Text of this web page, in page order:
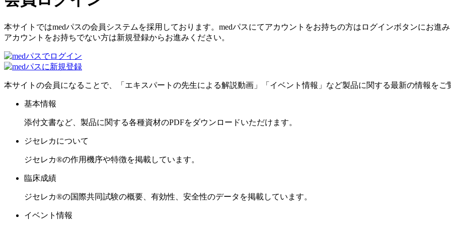
本サイトではmedパスの会員システムを採用しております。medパスにてアカウントをお持ちの方はログインボタンにお進み
アカウントをお持ちでない方は新規登録からお進みください。
本サイトの会員になることで、「エキスパートの先生による解説動画」「イベント情報」など製品に関する最新の情報をご
基本情報
添付文書など、製品に関する各種資材のPDFをダウンロードいただけます。
ジセレカについて
ジセレカ®の作用機序や特徴を掲載しています。
臨床成績
ジセレカ®の国際共同試験の概要、有効性、安全性のデータを掲載しています。
イベント情報